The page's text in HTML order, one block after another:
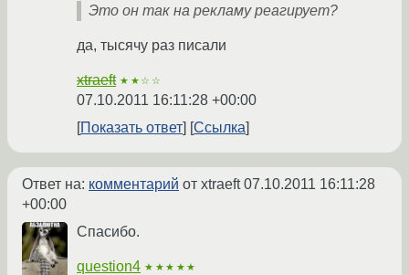
Это он так на рекламу реагирует?
да, тысячу раз писали
xtraeft ★★☆☆
07.10.2011 16:11:28 +00:00
Показать ответ
Ссылка
Ответ на: комментарий от xtraeft07.10.2011 16:11:28
+00:00
Спасибо.
question4 ★★★★★